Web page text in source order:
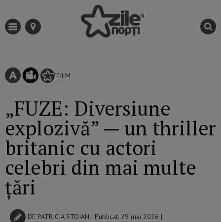
FILM
„FUZE: Diversiune
explozivă” — un thriller
britanic cu actori
celebri din mai multe
țări
DE PATRICIA STOIAN | Publicat: 29 mai 2026 |